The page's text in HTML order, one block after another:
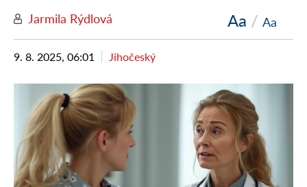
Jarmila Rýdlová Aa / Aa
9. 8. 2025, 06:01 Jihočeský